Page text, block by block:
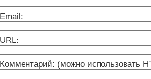
Email:
URL:
Комментарий: (можно использовать